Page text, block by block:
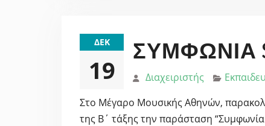
ΔΕΚ
19
ΣΥΜΦΩΝΊΑ
Διαχειριστής
Στο Μέγαρο Μουσικής Αθηνών,
της Β΄ τάξης την παράσταση